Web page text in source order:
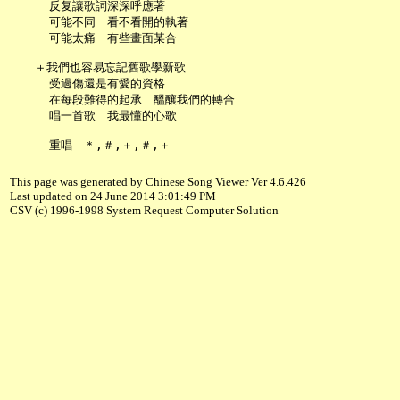
     反复讓歌詞深深呼應著
     可能不同　看不看開的執著
     可能太痛　有些畫面某合
   ＋我們也容易忘記舊歌學新歌
     受過傷還是有愛的資格
     在每段難得的起承　醞釀我們的轉合
     唱一首歌　我最懂的心歌
This page was generated by Chinese Song Viewer Ver 4.6.426
Last updated on 24 June 2014 3:01:49 PM
CSV (c) 1996-1998 System Request Computer Solution